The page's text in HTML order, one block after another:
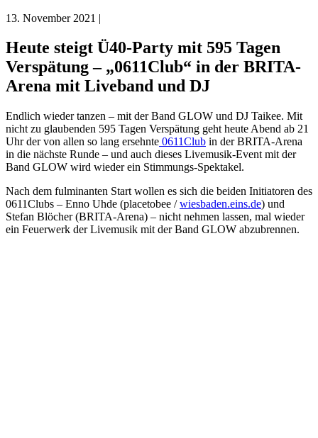
13. November 2021 |
Heute steigt Ü40-Party mit 595 Tagen
Verspätung – „0611Club“ in der BRITA-
Arena mit Liveband und DJ
Endlich wieder tanzen – mit der Band GLOW und DJ Taikee. Mit
nicht zu glaubenden 595 Tagen Verspätung geht heute Abend ab 21
Uhr der von allen so lang ersehnte 0611Club in der BRITA-Arena
in die nächste Runde – und auch dieses Livemusik-Event mit der
Band GLOW wird wieder ein Stimmungs-Spektakel.
Nach dem fulminanten Start wollen es sich die beiden Initiatoren des
0611Clubs – Enno Uhde (placetobee /wiesbaden.eins.de) und
Stefan Blöcher (BRITA-Arena) – nicht nehmen lassen, mal wieder
ein Feuerwerk der Livemusik mit der Band GLOW abzubrennen.